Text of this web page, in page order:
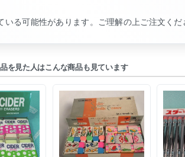
る可能性があります。ご理解の上ご注文くだ
を見た人はこんな商品も見ています